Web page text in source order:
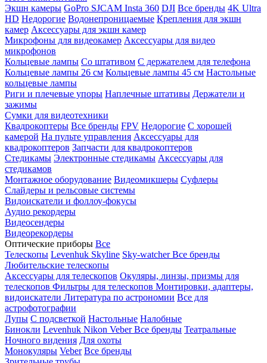
Экшн камеры GoPro SJCAM Insta 360 DJI Все бренды 4K Ultra
HD Недорогие Водонепроницаемые Крепления для экшн
камер Аксессуары для экшн камер
Микрофоны для видеокамер Аксессуары для видео
микрофонов
Кольцевые лампы Со штативом C держателем для телефона
Кольцевые лампы 26 см Кольцевые лампы 45 см Настольные
кольцевые лампы
Риги и плечевые упоры Наплечные штативы Держатели и
зажимы
Сумки для видеотехники
Квадрокоптеры Все бренды FPV Недорогие С хорошей
камерой На пульте управления Аксессуары для
квадрокоптеров Запчасти для квадрокоптеров
Стедикамы Электронные стедикамы Аксессуары для
стедикамов
Монтажное оборудование Видеомикшеры Суфлеры
Слайдеры и рельсовые системы
Видоискатели и фоллоу-фокусы
Аудио рекордеры
Видеосендеры
Видеорекордеры
Оптические приборы Все
Телескопы Levenhuk Skyline Sky-watcherВсе бренды
Любительские телескопы
Аксессуары для телескопов Окуляры, линзы, призмы для
телескопов Фильтры для телескопов Монтировки, адаптеры,
видоискатели Литература по астрономии Все для
астрофотографии
Лупы С подсветкой Настольные Налобные
Бинокли Levenhuk Nikon VeberВсе бренды Театральные
Ночного видения Для охоты
Монокуляры Veber Все бренды